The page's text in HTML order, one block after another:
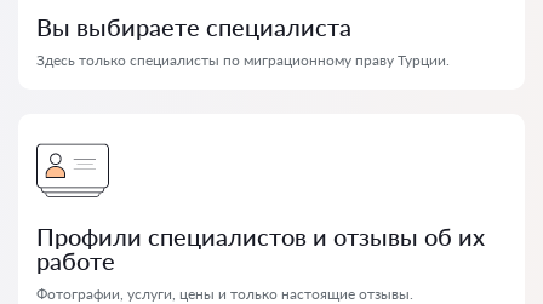
Вы выбираете специалиста
Здесь только специалисты по миграционному праву Турции.
Профили специалистов и отзывы об их
работе
Фотографии, услуги, цены и только настоящие отзывы.